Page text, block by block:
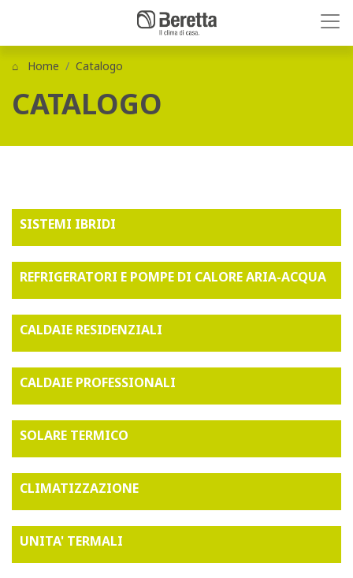
Home Catalogo
CATALOGO
SISTEMI IBRIDI
REFRIGERATORI E POMPE DI CALORE ARIA-ACQUA
CALDAIE RESIDENZIALI
CALDAIE PROFESSIONALI
SOLARE TERMICO
CLIMATIZZAZIONE
UNITA' TERMALI